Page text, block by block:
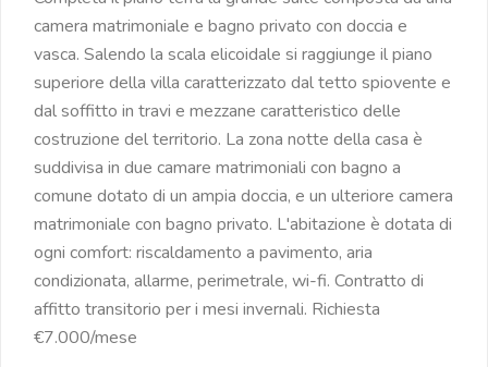
camera matrimoniale e bagno privato con doccia e
vasca. Salendo la scala elicoidale si raggiunge il piano
superiore della villa caratterizzato dal tetto spiovente e
dal soffitto in travi e mezzane caratteristico delle
costruzione del territorio. La zona notte della casa è
suddivisa in due camare matrimoniali con bagno a
comune dotato di un ampia doccia, e un ulteriore camera
matrimoniale con bagno privato. L'abitazione è dotata di
ogni comfort: riscaldamento a pavimento, aria
condizionata, allarme, perimetrale, wi-fi. Contratto di
affitto transitorio per i mesi invernali. Richiesta
€7.000/mese